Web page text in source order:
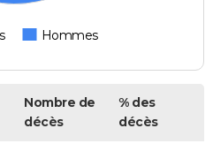
Hommes
Nombre de
décès
% des
décès